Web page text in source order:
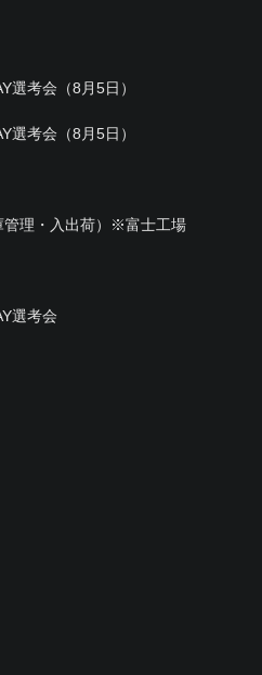
選考会（8月5日）
選考会（8月5日）
管理・入出荷）※富士工場
選考会